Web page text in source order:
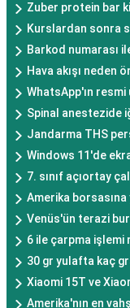
Zuber protein bar
Kurslardan sonra
Barkod numarası
Hava akışı neden
WhatsApp'ın
Spinal anestezide
Jandarma THS
Windows 11'de
7. sınıf açıortay
Amerika borsasına
Venüs'ün terazi
6 ile çarpma işlemi
30 gr yulafta kaç
Xiaomi 15T ve
Amerika'nın en